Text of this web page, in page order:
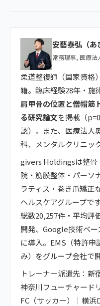
安藝泰弘（あ
常務理事, 医療法
柔道整復師（国家資格
籍。臨床経験28年・施
肩甲骨の位置と僧帽筋
る研究論文を掲載（
認）。また、医療法人
科、メンタルクリニッ
givers Holdingsは整骨
院・筋膜整体・パーソ
ラティス・巻き爪矯正
ヘルスケアグループで
総数20,257件・平均評
開発、Google技術ベ
に導入。EMS（特許
み）をグループ会社で
トレーナー派遣先：
神奈川フューチャード
FC（サッカー）｜横